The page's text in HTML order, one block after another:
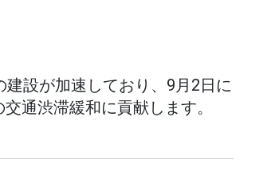
設が加速しており、9月2日に
通渋滞緩和に貢献します。